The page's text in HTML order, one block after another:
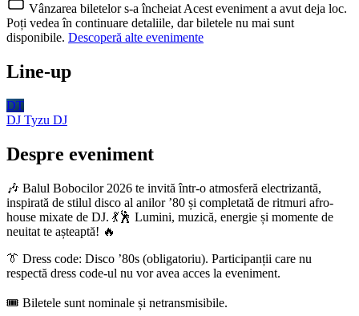
Vânzarea biletelor s-a încheiat Acest eveniment a avut deja loc.
Poți vedea în continuare detaliile, dar biletele nu mai sunt
disponibile. Descoperă alte evenimente
Line-up
DT
DJ Tyzu DJ
Despre eveniment
🎶 Balul Bobocilor 2026 te invită într-o atmosferă electrizantă,
inspirată de stilul disco al anilor ’80 și completată de ritmuri afro-
house mixate de DJ. 💃🕺 Lumini, muzică, energie și momente de
neuitat te așteaptă! 🔥
👔 Dress code: Disco ’80s (obligatoriu). Participanții care nu
respectă dress code-ul nu vor avea acces la eveniment.
🎟️ Biletele sunt nominale și netransmisibile.